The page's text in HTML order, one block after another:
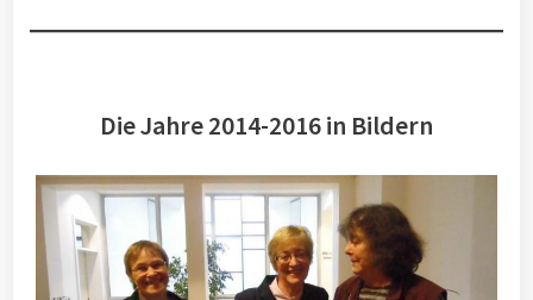
Die Jahre 2014-2016 in Bildern